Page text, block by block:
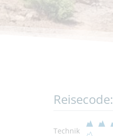
Reisecode:
Technik